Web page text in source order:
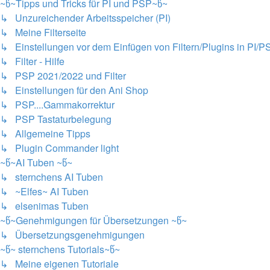
~წ~Tipps und Tricks für PI und PSP~წ~
↳ Unzureichender Arbeitsspeicher (PI)
↳ Meine Filterseite
↳ Einstellungen vor dem Einfügen von Filtern/Plugins in PI/
↳ Filter - Hilfe
↳ PSP 2021/2022 und Filter
↳ Einstellungen für den Ani Shop
↳ PSP....Gammakorrektur
↳ PSP Tastaturbelegung
↳ Allgemeine Tipps
↳ Plugin Commander light
~წ~AI Tuben ~წ~
↳ sternchens AI Tuben
↳ ~Elfes~ AI Tuben
↳ elsenimas Tuben
~წ~Genehmigungen für Übersetzungen ~წ~
↳ Übersetzungsgenehmigungen
~წ~ sternchens Tutorials~წ~
↳ Meine eigenen Tutoriale